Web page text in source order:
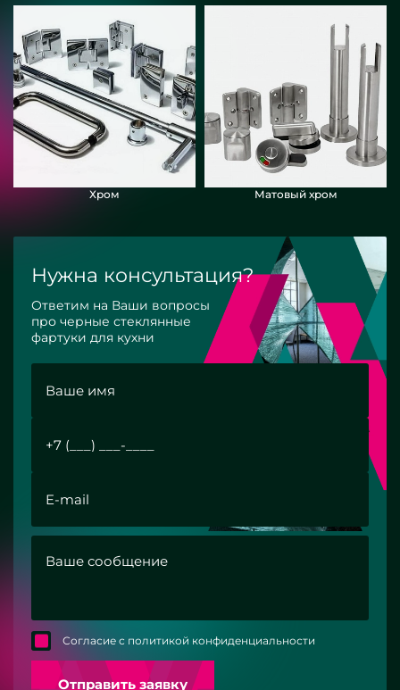
Хром Матовый хром
Нужна консультация?
Ответим на Ваши вопросы
про черные стеклянные
фартуки для кухни
Согласие с политикой конфиденциальности
Отправить заявку